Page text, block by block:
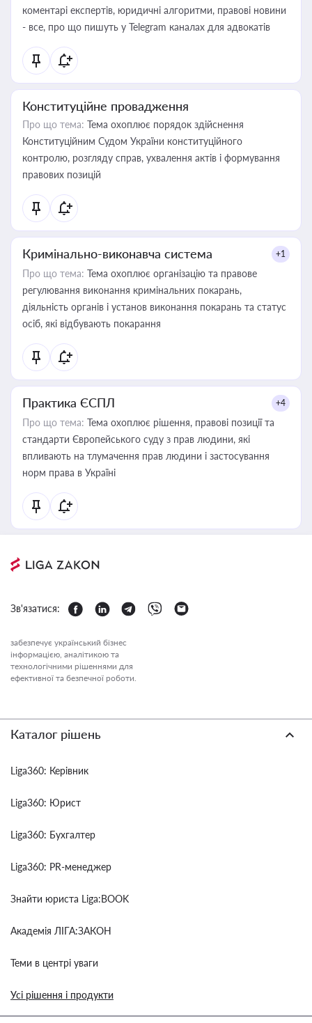
коментарі експертів, юридичні алгоритми, правові новини
- все, про що пишуть у Telegram каналах для адвокатів
Конституційне провадження
Про що тема: Тема охоплює порядок здійснення
Конституційним Судом України конституційного
контролю, розгляду справ, ухвалення актів і формування
правових позицій
Кримінально-виконавча система +1
Про що тема: Тема охоплює організацію та правове
регулювання виконання кримінальних покарань,
діяльність органів і установ виконання покарань та статус
осіб, які відбувають покарання
Практика ЄСПЛ +4
Про що тема: Тема охоплює рішення, правові позиції та
стандарти Європейського суду з прав людини, які
впливають на тлумачення прав людини і застосування
норм права в Україні
Зв'язатися:
забезпечує український бізнес
інформацією, аналітикою та
технологічними рішеннями для
ефективної та безпечної роботи.
Каталог рішень
Liga360: Керівник
Liga360: Юрист
Liga360: Бухгалтер
Liga360: PR-менеджер
Знайти юриста Liga:BOOK
Академія ЛІГА:ЗАКОН
Теми в центрі уваги
Усі рішення і продукти